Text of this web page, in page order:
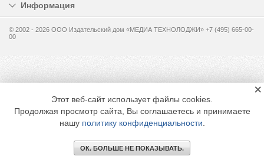
Информация
© 2002 - 2026 OOO Издательский дом «МЕДИА ТЕХНОЛОДЖИ» +7 (495) 665-00-
00
Этот веб-сайт использует файлы cookies.
Продолжая просмотр сайта, Вы соглашаетесь и принимаете
нашу политику конфиденциальности
ОК. БОЛЬШЕ НЕ ПОКАЗЫВАТЬ.
×